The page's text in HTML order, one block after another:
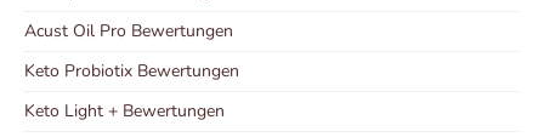
Acust Oil Pro Bewertungen
Keto Probiotix Bewertungen
Keto Light + Bewertungen